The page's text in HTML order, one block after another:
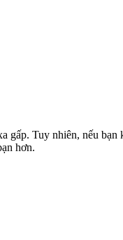
gấp. Tuy nhiên, nếu
hơn.